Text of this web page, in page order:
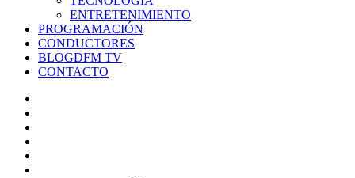
ENTRETENIMIENTO
PROGRAMACIÓN
CONDUCTORES
BLOGDFM TV
CONTACTO